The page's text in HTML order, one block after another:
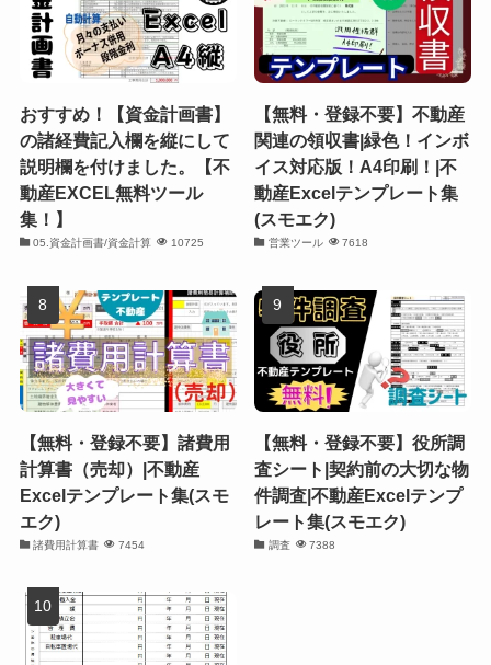
おすすめ！【資金計画書】
の諸経費記入欄を縦にして
説明欄を付けました。【不
動産EXCEL無料ツール
集！】
05.資金計画書/資金計算 10725
【無料・登録不要】不動産
関連の領収書|緑色！インボ
イス対応版！A4印刷！|不
動産Excelテンプレート集
(スモエク)
営業ツール 7618
【無料・登録不要】諸費用
計算書（売却）|不動産
Excelテンプレート集(スモ
エク)
諸費用計算書 7454
【無料・登録不要】役所調
査シート|契約前の大切な物
件調査|不動産Excelテンプ
レート集(スモエク)
調査 7388